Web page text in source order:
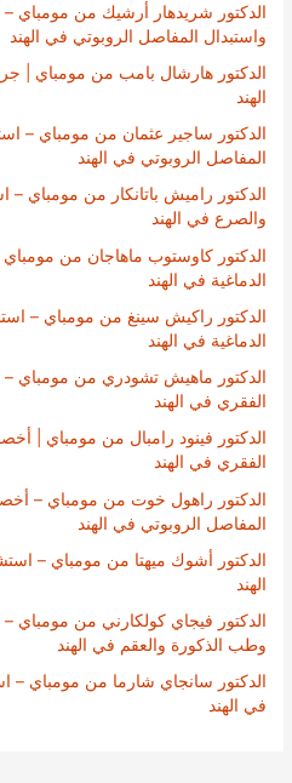
الدكتور شريدهار أرشيك من مومباي
واستبدال المفاصل الروبوتي في الهند
الدكتور هارشال بامب من مومباي |
الهند
الدكتور ساجير عثمان من مومباي –
المفاصل الروبوتي في الهند
الدكتور راميش باتانكار من مومباي
والصرع في الهند
الدكتور كاوستوب ماهاجان من
الدماغية في الهند
الدكتور راكيش سينغ من مومباي –
الدماغية في الهند
الدكتور ماهيش تشودري من مومباي –
الفقري في الهند
الدكتور فينود رامبال من مومباي |
الفقري في الهند
الدكتور راهول خوت من مومباي –
المفاصل الروبوتي في الهند
الدكتور أشوك ميهتا من مومباي –
الهند
الدكتور فيجاي كولكارني من مومباي
وطب الذكورة والعقم في الهند
الدكتور سانجاي شارما من مومباي –
في الهند